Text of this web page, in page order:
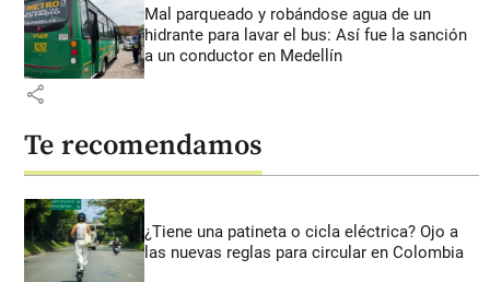
Mal parqueado y robándose agua de un
hidrante para lavar el bus: Así fue la sanción
a un conductor en Medellín
share
Te recomendamos
¿Tiene una patineta o cicla eléctrica? Ojo a
las nuevas reglas para circular en Colombia